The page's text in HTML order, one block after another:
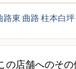
路東 曲路 柱本白坪
の店舗へのその